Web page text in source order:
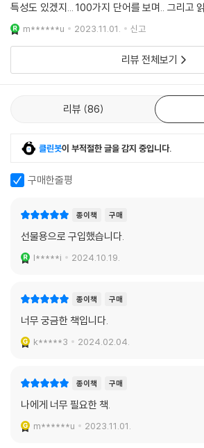
가만가만 낮은 목소리로 말을 걸어온다.
문득문득 번져오는 마음도 내 마음이라고.
괜찮다고 감미롭다고 값지다고,
대견하고 벅차고 아름답고 향기롭다고,
기왕이면 주저앉지 말고
팬파이프 같은 볕이 드는 계단 위로
피아노 소리처럼 경쾌하게 올라가보자고,
마음이 몸의 어깨를 펴주고 걸음을 내딛는다.
특성도 있겠지... 100가지 단어를 보며.. 그리고 읽으며.. 마음에 와 닿게 하
며... 진정 나를 위로 해 본다... 토닥토닥..
m******u 2023.11.01. 신고
리뷰 전체보기
리뷰 86
클린봇이 부적절한 글을 감지 중입니다.
구매한줄평
종이책 구매
선물용으로 구입했습니다.
l*****i 2024.10.19.
종이책 구매
너무 궁금한 책입니다.
k*****3 2024.02.04.
종이책 구매
나에게 너무 필요한 책.
m******u 2023.11.01.